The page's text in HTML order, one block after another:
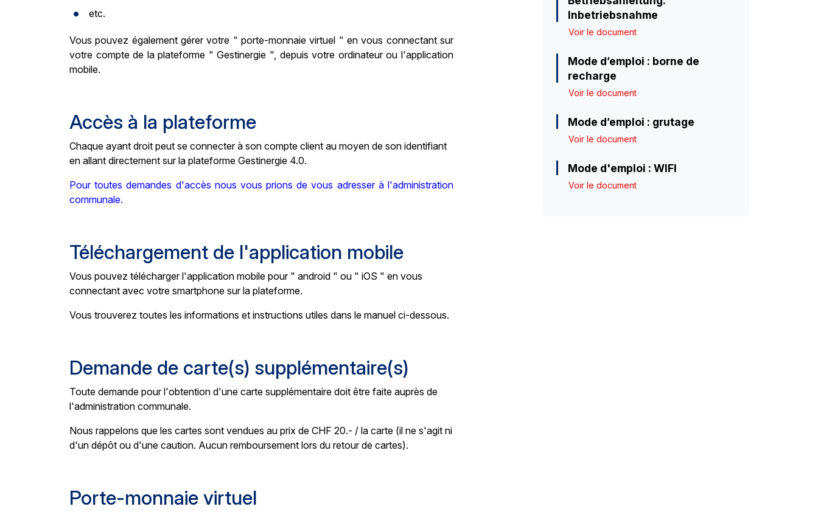
etc.
Vous pouvez également gérer votre " porte-monnaie virtuel " en vous connectant sur
votre compte de la plateforme " Gestinergie ", depuis votre ordinateur ou l'application
mobile.
Accès à la plateforme
Chaque ayant droit peut se connecter à son compte client au moyen de son identifiant
en allant directement sur la plateforme Gestinergie 4.0.
Pour toutes demandes d'accès nous vous prions de vous adresser à l'administration
communale.
Téléchargement de l'application mobile
Vous pouvez télécharger l'application mobile pour " android " ou " iOS " en vous
connectant avec votre smartphone sur la plateforme.
Vous trouverez toutes les informations et instructions utiles dans le manuel ci-dessous.
Demande de carte(s) supplémentaire(s)
Toute demande pour l'obtention d'une carte supplémentaire doit être faite auprès de
l'administration communale.
Nous rappelons que les cartes sont vendues au prix de CHF 20.- / la carte (il ne s'agit ni
d'un dépôt ou d'une caution. Aucun remboursement lors du retour de cartes).
Porte-monnaie virtuel
Inbetriebsnahme
Voir le document
Mode d’emploi : borne de
recharge
Voir le document
Mode d’emploi : grutage
Voir le document
Mode d'emploi : WIFI
Voir le document